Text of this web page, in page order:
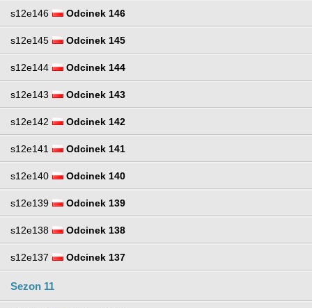
s12e146 Odcinek 146
s12e145 Odcinek 145
s12e144 Odcinek 144
s12e143 Odcinek 143
s12e142 Odcinek 142
s12e141 Odcinek 141
s12e140 Odcinek 140
s12e139 Odcinek 139
s12e138 Odcinek 138
s12e137 Odcinek 137
Sezon 11